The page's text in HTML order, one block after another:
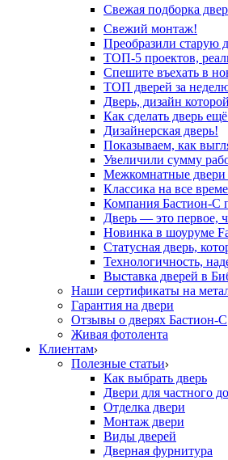
Свежая подборка
Свежий монтаж!
Преобразили старую
ТОП-5 проектов,
Спешите въехать в
ТОП дверей за
Дверь, дизайн
Как сделать дверь
Дизайнерская дверь!
Показываем, как
Увеличили сумму
Межкомнатные двери
Классика на все
Компания Бастион-С
Дверь — это первое,
Новинка в шоуруме
Статусная дверь,
Технологичность,
Выставка дверей в
Наши сертификаты на
Гарантия на двери
Отзывы о дверях Бастион-С
Живая фотолента
Клиентам
Полезные статьи
Как выбрать дверь
Двери для частного
Отделка двери
Монтаж двери
Виды дверей
Дверная фурнитура